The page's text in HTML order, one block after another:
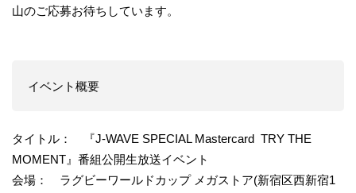
山のご応募お待ちしています。
イベント概要
タイトル： 『J-WAVE SPECIAL Mastercard TRY THE
MOMENT』番組公開生放送イベント
会場： ラグビーワールドカップ メガストア(新宿区西新宿1